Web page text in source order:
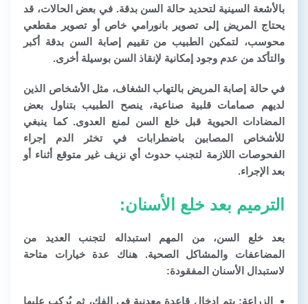
بالأشعة السينية لتحديد حالة السن بدقة. في بعض الحالات، قد
يحتاج المريض إلى تصوير بانورامي خاص أو تصوير مقطعي
محوسب، لتمكين الطبيب من تقييم إصابة السن بدقة أكبر
والتأكد من عدم وجود إمكانية لإنقاذ السن بوسيلة أخرى.
في حالة إصابة المريض بالتهاب الشغاف، مثل الأشخاص الذين
لديهم صمامات قلبية صناعية، ينصح الطبيب بتناول بعض
المضادات الحيوية قبل خلع السن لمنع العدوى. كما ينبغي
للأشخاص المصابين باضطرابات في تخثر الدم إجراء
الفحوصات اللازمة لتجنب حدوث أي نزيف غير متوقع أثناء أو
بعد الإجراء.
الترميم بعد خلع الأسنان:
بعد خلع السن، من المهم استبداله لتجنب العديد من
المضاعفات والمشاكل الصحية. هناك عدة خيارات متاحة
لاستبدال الأسنان المفقودة:
الزراعة: يتم إدخال قاعدة معدنية في الفك، ثم يُركب عليها